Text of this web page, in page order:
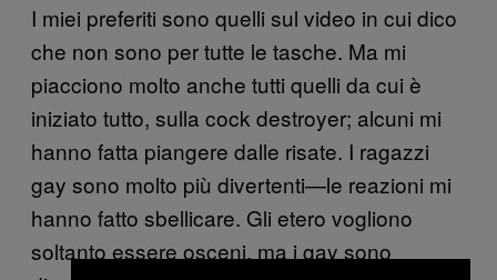
I miei preferiti sono quelli sul video in cui dico
che non sono per tutte le tasche. Ma mi
piacciono molto anche tutti quelli da cui è
iniziato tutto, sulla cock destroyer; alcuni mi
hanno fatta piangere dalle risate. I ragazzi
gay sono molto più divertenti—le reazioni mi
hanno fatto sbellicare. Gli etero vogliono
soltanto essere osceni, ma i gay sono